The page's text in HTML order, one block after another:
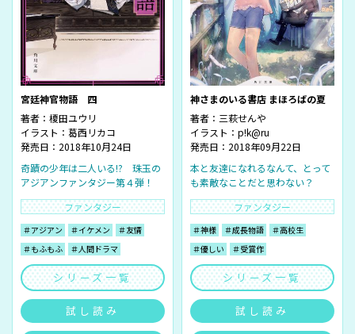
宮廷神官物語 四
著者： 榎田ユウリ
イラスト： 葛西リカコ
発売日：2018年10月24日
奇蹟の少年は二人いる!? 珠玉の
アジアンファンタジー第４弾！
ファンタジー
＃アジアン ＃イケメン
＃友情
＃もふもふ
＃人間ドラマ
シリーズ一覧
試し読み
神さまのいる書店 まほろばの夏
著者： 三萩せんや
イラスト： p!k@ru
発売日：2018年09月22日
本と友達になれるなんて、とって
も素敵なことだと思わない？
ファンタジー
＃神様 ＃成長物語
＃高校生
＃優しい
＃受賞作
シリーズ一覧
試し読み